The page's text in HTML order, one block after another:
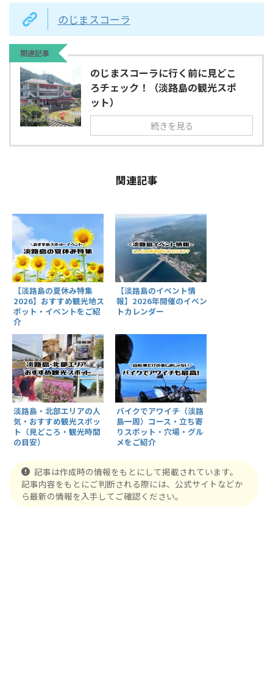
のじまスコーラ
関連記事
のじまスコーラに行く前に見どこ
ろチェック！（淡路島の観光スポ
ット）
続きを見る
関連記事
【淡路島の夏休み特集
2026】おすすめ観光地ス
ポット・イベントをご紹
介
【淡路島のイベント情
報】2026年開催のイベン
トカレンダー
淡路島・北部エリアの人
気・おすすめ観光スポッ
ト（見どころ・観光時間
の目安）
バイクでアワイチ（淡路
島一周）コース・立ち寄
りスポット・穴場・グル
メをご紹介
記事は作成時の情報をもとにして掲載されています。
記事内容をもとにご判断される際には、公式サイトなどか
ら最新の情報を入手してご確認ください。